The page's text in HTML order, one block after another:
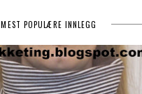
MEST POPULÆRE INNLEGG